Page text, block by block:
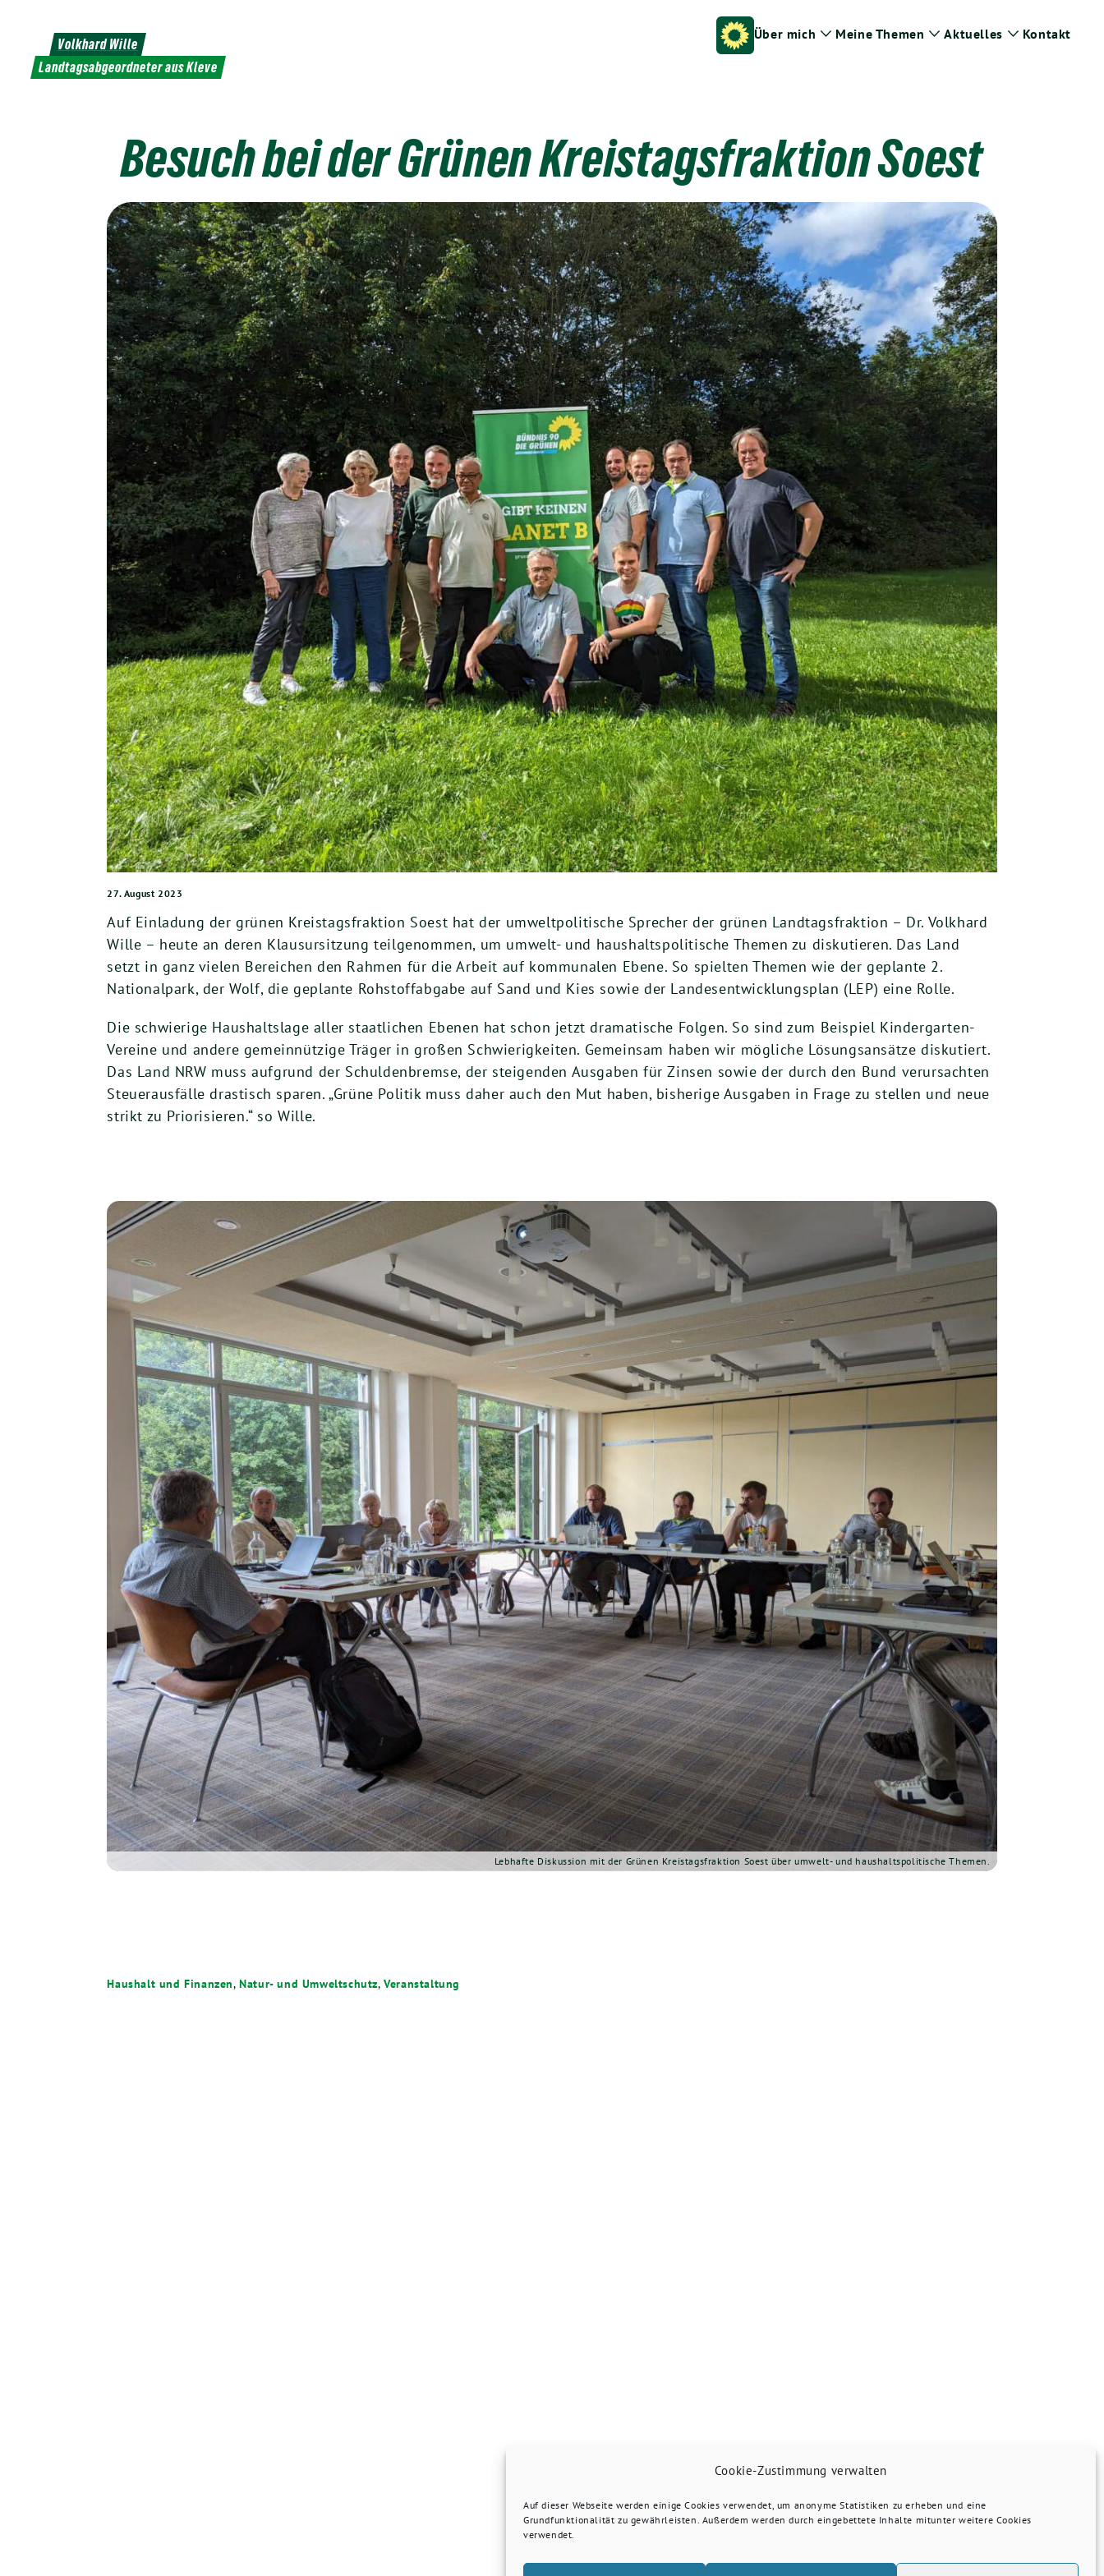
Cookie-Zustimmung verwalten
Auf dieser Webseite werden einige Cookies verwendet, um anonyme Statistiken zu erheben und eine
Grundfunktionalität zu gewährleisten. Außerdem werden durch eingebettete Inhalte mitunter weitere Cookies
verwendet.
Inhalt
Volkhard Wille
Landtagsabgeordneter aus Kleve
Über mich
Zeige
Meine Themen
Zeige
Aktuelles Zeige
Kontakt
Besuch bei der Grünen Kreistagsfraktion Soest
27. August 2023
Auf Einladung der grünen Kreistagsfraktion Soest hat der umweltpolitische Sprecher der grünen Landtagsfraktion – Dr. Volkhard
Wille – heute an deren Klausursitzung teilgenommen, um umwelt- und haushaltspolitische Themen zu diskutieren. Das Land
setzt in ganz vielen Bereichen den Rahmen für die Arbeit auf kommunalen Ebene. So spielten Themen wie der geplante 2.
Nationalpark, der Wolf, die geplante Rohstoffabgabe auf Sand und Kies sowie der Landesentwicklungsplan (LEP) eine Rolle.
Die schwierige Haushaltslage aller staatlichen Ebenen hat schon jetzt dramatische Folgen. So sind zum Beispiel Kindergarten-
Vereine und andere gemeinnützige Träger in großen Schwierigkeiten. Gemeinsam haben wir mögliche Lösungsansätze diskutiert.
Das Land NRW muss aufgrund der Schuldenbremse, der steigenden Ausgaben für Zinsen sowie der durch den Bund verursachten
Steuerausfälle drastisch sparen. „Grüne Politik muss daher auch den Mut haben, bisherige Ausgaben in Frage zu stellen und neue
strikt zu Priorisieren.“ so Wille.
Lebhafte Diskussion mit der Grünen Kreistagsfraktion Soest über umwelt- und haushaltspolitische Themen.
Haushalt und Finanzen,Natur- und Umweltschutz,Veranstaltung